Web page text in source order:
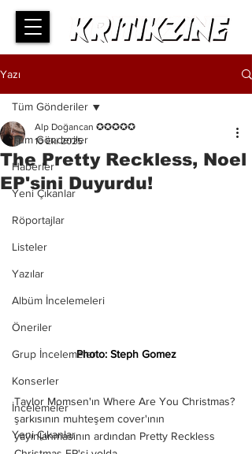
Yazı
Tüm Gönderiler
Haberler
Yeni Çıkanlar
Röportajlar
Listeler
Yazılar
Albüm İncelemeleri
Öneriler
Grup İncelemeleri
Konserler
İncelemeler
Yeni Çıkanlar
Tüm Gönderiler
The Pretty Reckless, Noel
EP'sini Duyurdu!
Alp Doğancan ✪✪✪✪✪
10 Eki 2025
Photo: Steph Gomez
Taylor Momsen'ın Where Are You Christmas?
şarkısının muhteşem cover'ının
yayınlanmasının ardından Pretty Reckless